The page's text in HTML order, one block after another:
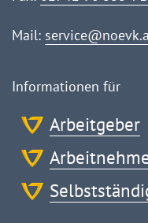
Mail:
Informationen für
Arbeitgeber